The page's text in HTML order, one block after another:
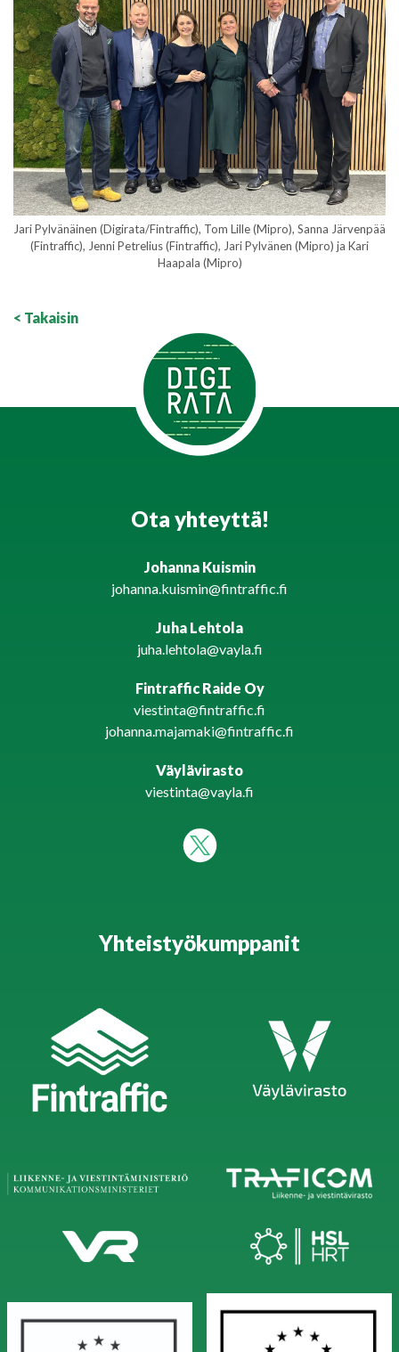
Jari Pylvänäinen (Digirata/Fintraffic), Tom Lille (Mipro), Sanna Järvenpää
(Fintraffic), Jenni Petrelius (Fintraffic), Jari Pylvänen (Mipro) ja Kari
Haapala (Mipro)
< Takaisin
Ota yhteyttä!
Johanna Kuismin
johanna.kuismin@fintraffic.fi
Juha Lehtola
juha.lehtola@vayla.fi
Fintraffic Raide Oy
viestinta@fintraffic.fi
johanna.majamaki@fintraffic.fi
Väylävirasto
viestinta@vayla.fi
Yhteistyökumppanit